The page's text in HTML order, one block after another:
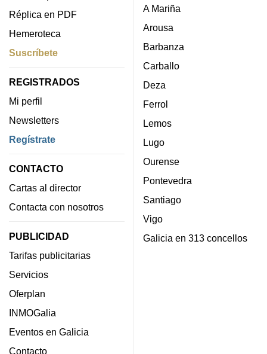
Réplica en PDF
Hemeroteca
Suscríbete
REGISTRADOS
Mi perfil
Newsletters
Regístrate
CONTACTO
Cartas al director
Contacta con nosotros
PUBLICIDAD
Tarifas publicitarias
Servicios
Oferplan
INMOGalia
Eventos en Galicia
Contacto
A Mariña
Arousa
Barbanza
Carballo
Deza
Ferrol
Lemos
Lugo
Ourense
Pontevedra
Santiago
Vigo
Galicia en 313 concellos